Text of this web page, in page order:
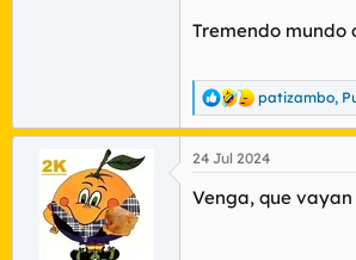
Tremendo mundo
R
e
a
c
i
patizambo,
24 Jul 2024
Venga, que